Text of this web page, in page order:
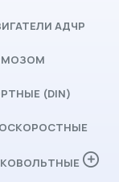
АДЧР
(DIN)